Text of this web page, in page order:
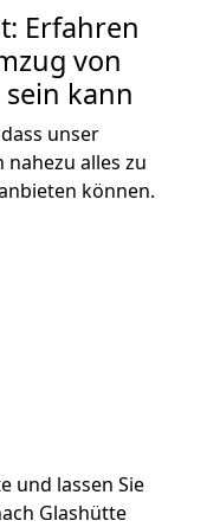
Erfahren
von
kann
unser
alles zu
können.
und lassen Sie
Glashütte